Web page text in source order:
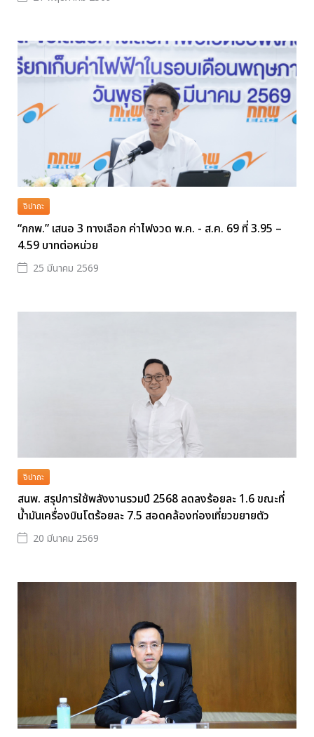
จิปาถะ
“กกพ.” เสนอ 3 ทางเลือก ค่าไฟงวด พ.ค. - ส.ค. 69 ที่ 3.95 –
4.59 บาทต่อหน่วย
25 มีนาคม 2569
จิปาถะ
สนพ. สรุปการใช้พลังงานรวมปี 2568 ลดลงร้อยละ 1.6 ขณะที่
น้ำมันเครื่องบินโตร้อยละ 7.5 สอดคล้องท่องเที่ยวขยายตัว
20 มีนาคม 2569